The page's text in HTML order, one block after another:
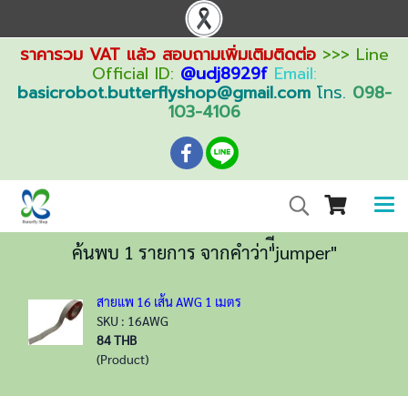
ราคารวม VAT แล้ว สอบถามเพิ่มเติมติดต่อ>>> Line
Official ID: @udj8929f Email:
basicrobot.butterflyshop@gmail.comโทร. 098-
103-4106
ค้นพบ 1 รายการ จากคำว่า"่ีjumper"
สายแพ 16 เส้น AWG 1 เมตร
SKU : 16AWG
84 THB
(Product)